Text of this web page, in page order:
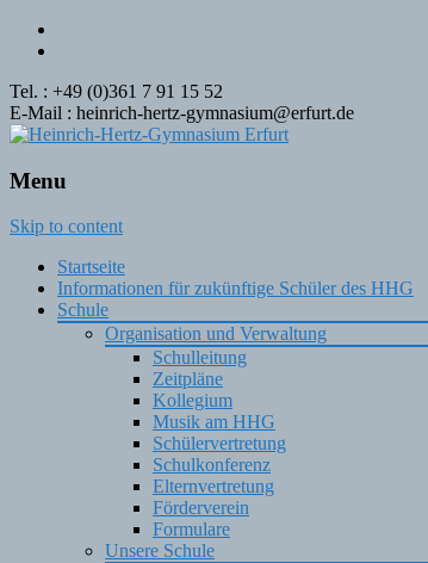
Tel. : +49 (0)361 7 91 15 52
E-Mail : heinrich-hertz-gymnasium@erfurt.de
Menu
Skip to content
Startseite
Informationen für zukünftige Schüler des HHG
Schule
Organisation und Verwaltung
Schulleitung
Zeitpläne
Kollegium
Musik am HHG
Schülervertretung
Schulkonferenz
Elternvertretung
Förderverein
Formulare
Unsere Schule